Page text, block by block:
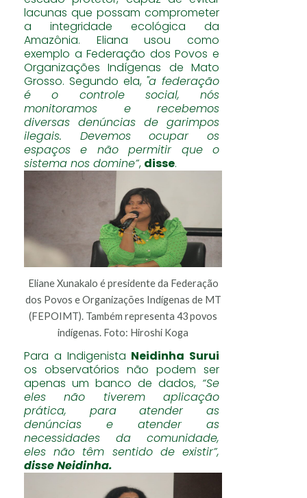
lacunas que possam comprometer
a integridade ecológica da
Amazônia. Eliana usou como
exemplo a Federação dos Povos e
Organizações Indígenas de Mato
Grosso. Segundo ela, "a federação
é o controle social, nós
monitoramos e recebemos
diversas denúncias de garimpos
ilegais. Devemos ocupar os
espaços e não permitir que o
sistema nos domine”, disse.
Eliane Xunakalo é presidente da Federação
dos Povos e Organizações Indígenas de MT
(FEPOIMT). Também representa 43 povos
indígenas. Foto: Hiroshi Koga
Para a Indigenista Neidinha Surui
os observatórios não podem ser
apenas um banco de dados, “Se
eles não tiverem aplicação
prática, para atender as
denúncias e atender as
necessidades da comunidade,
eles não têm sentido de existir”,
disse Neidinha.